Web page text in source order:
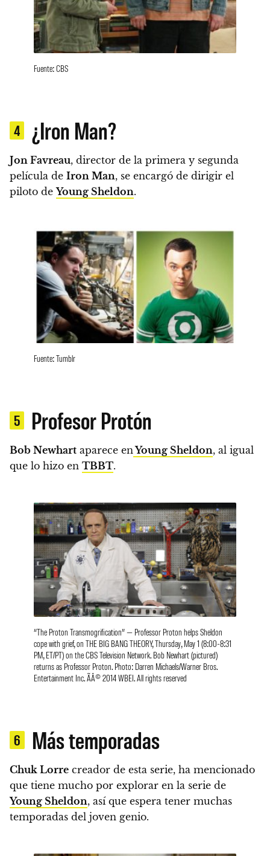
Fuente: CBS
4 ¿Iron Man?
Jon Favreau, director de la primera y segunda
película de Iron Man, se encargó de dirigir el
piloto deYoung Sheldon.
Fuente: Tumblr
5 Profesor Protón
Bob Newhart aparece enYoung Sheldon, al igual
que lo hizo en TBBT.
“The Proton Transmogrification” — Professor Proton helps Sheldon
cope with grief, on THE BIG BANG THEORY, Thursday, May 1 (8:00-8:31
PM, ET/PT) on the CBS Television Network. Bob Newhart (pictured)
returns as Professor Proton. Photo: Darren Michaels/Warner Bros.
Entertainment Inc. ÃÂ© 2014 WBEI. All rights reserved
6 Más temporadas
Chuk Lorre creador de esta serie, ha mencionado
que tiene mucho por explorar en la serie de
Young Sheldon, así que espera tener muchas
temporadas del joven genio.